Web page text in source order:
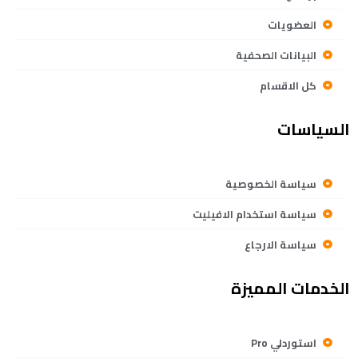
العضويات
البيانات الصحفية
كل الاقسام
السياسات
سياسة الخصوصية
سياسة استخدام الافيليت
سياسة الارجاع
الخدمات المميزة
استوردلي Pro